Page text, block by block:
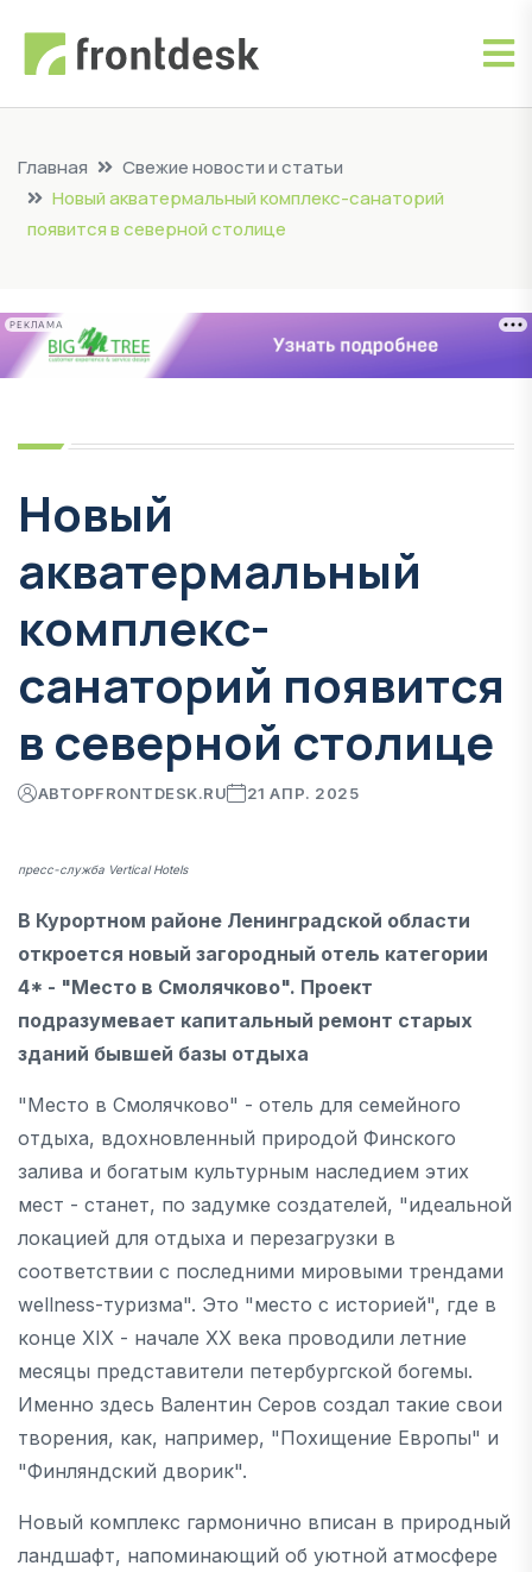
Главная
Свежие новости и статьи
Новый акватермальный комплекс-санаторий
появится в северной столице
РЕКЛАМА
Новый
акватермальный
комплекс-
санаторий появится
в северной столице
АВТОРFRONTDESK.RU 21 АПР. 2025
пресс-служба Vertical Hotels
В Курортном районе Ленинградской области
откроется новый загородный отель категории
4* - "Место в Смолячково". Проект
подразумевает капитальный ремонт старых
зданий бывшей базы отдыха
"Место в Смолячково" - отель для семейного
отдыха, вдохновленный природой Финского
залива и богатым культурным наследием этих
мест - станет, по задумке создателей, "идеальной
локацией для отдыха и перезагрузки в
соответствии с последними мировыми трендами
wellness-туризма". Это "место с историей", где в
конце XIX - начале XX века проводили летние
месяцы представители петербургской богемы.
Именно здесь Валентин Серов создал такие свои
творения, как, например, "Похищение Европы" и
"Финляндский дворик".
Новый комплекс гармонично вписан в природный
ландшафт, напоминающий об уютной атмосфере